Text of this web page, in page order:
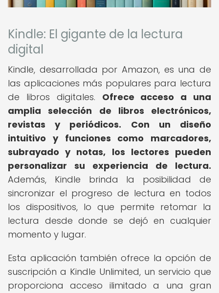
Kindle: El gigante de la lectura
digital
Kindle, desarrollada por Amazon, es una de
las aplicaciones más populares para lectura
de libros digitales. Ofrece acceso a una
amplia selección de libros electrónicos,
revistas y periódicos.
Con un diseño
intuitivo y funciones como marcadores,
subrayado y notas, los lectores pueden
personalizar su experiencia de lectura.
Además, Kindle brinda la posibilidad de
sincronizar el progreso de lectura en todos
los dispositivos, lo que permite retomar la
lectura desde donde se dejó en cualquier
momento y lugar.
Esta aplicación también ofrece la opción de
suscripción a Kindle Unlimited, un servicio que
proporciona acceso ilimitado a una gran